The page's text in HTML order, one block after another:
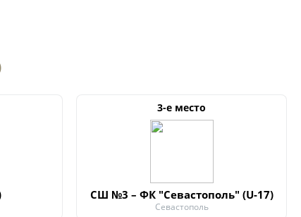
3-е место
СШ №3 – ФК "Севастополь" (U-17)
Севастополь